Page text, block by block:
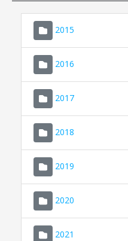
2015
2016
2017
2018
2019
2020
2021